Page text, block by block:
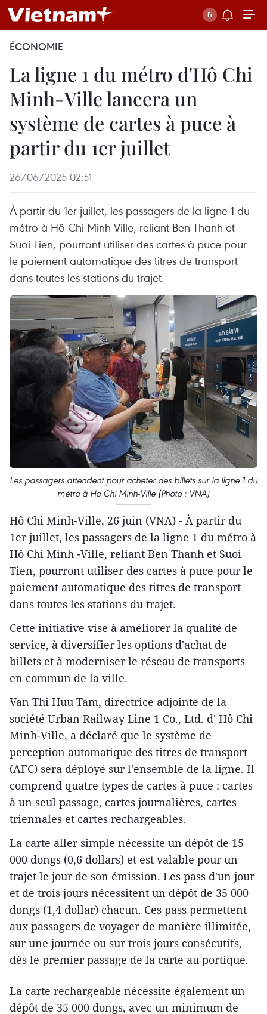
ÉCONOMIE
La ligne 1 du métro d'Hô Chi
Minh-Ville lancera un
système de cartes à puce à
partir du 1er juillet
26/06/2025 02:51
À partir du 1er juillet, les passagers de la ligne 1 du
métro à Hô Chi Minh-Ville, reliant Ben Thanh et
Suoi Tien, pourront utiliser des cartes à puce pour
le paiement automatique des titres de transport
dans toutes les stations du trajet.
Les passagers attendent pour acheter des billets sur la ligne 1 du
métro à Ho Chi Minh-Ville (Photo : VNA)
Hô Chi Minh-Ville, 26 juin (VNA) - À partir du
1er juillet, les passagers de la ligne 1 du métro à
Hô Chi Minh -Ville, reliant Ben Thanh et Suoi
Tien, pourront utiliser des cartes à puce pour le
paiement automatique des titres de transport
dans toutes les stations du trajet.
Cette initiative vise à améliorer la qualité de
service, à diversifier les options d'achat de
billets et à moderniser le réseau de transports
en commun de la ville.
Van Thi Huu Tam, directrice adjointe de la
société Urban Railway Line 1 Co., Ltd. d' Hô Chi
Minh-Ville, a déclaré que le système de
perception automatique des titres de transport
(AFC) sera déployé sur l'ensemble de la ligne. Il
comprend quatre types de cartes à puce : cartes
à un seul passage, cartes journalières, cartes
triennales et cartes rechargeables.
La carte aller simple nécessite un dépôt de 15
000 dongs (0,6 dollars) et est valable pour un
trajet le jour de son émission. Les pass d'un jour
et de trois jours nécessitent un dépôt de 35 000
dongs (1,4 dollar) chacun. Ces pass permettent
aux passagers de voyager de manière illimitée,
sur une journée ou sur trois jours consécutifs,
dès le premier passage de la carte au portique.
La carte rechargeable nécessite également un
dépôt de 35 000 dongs, avec un minimum de